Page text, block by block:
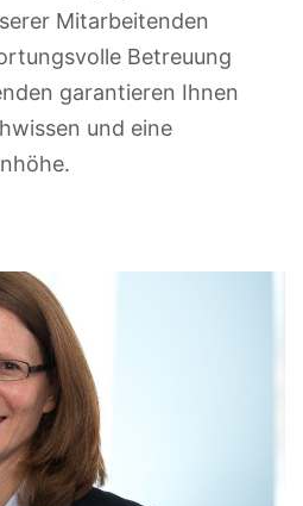
Mitarbeitenden
Betreuung
garantieren Ihnen
und eine